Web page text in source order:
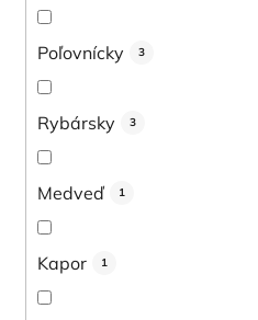
Poľovnícky 3
Rybársky 3
Medveď 1
Kapor 1